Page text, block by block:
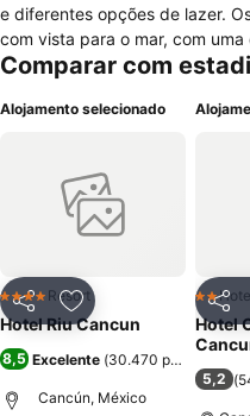
e diferentes opções de lazer. Os hóspedes podem escolher quartos
com vista para o mar, com
Todas as acomodações têm
jacuzzi e academia. Durante o
Cancun - All Inclusive 24h
Miramar, que serve café da
Toscana e o asiático Kawachi.
está a cerca de dez
minutos de carro do shopping
Comparar com
Alojamento selecionado
PartilharAdicionar aos
4 EstrelasResort
Hotel Riu Cancun
8,5 Excelente (30.470 pontuações
Cancún, México
2
Hotel
5,2 (